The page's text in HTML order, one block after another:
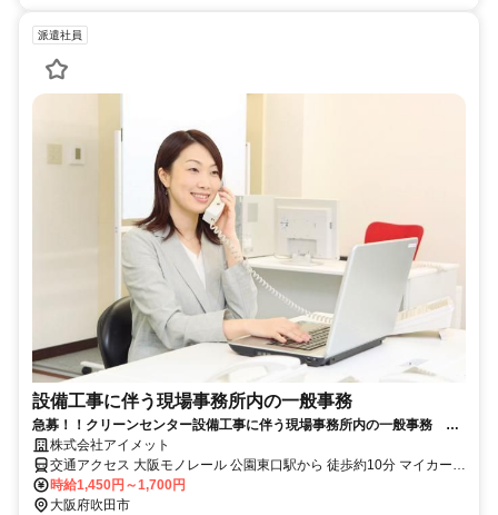
派遣社員
設備工事に伴う現場事務所内の一般事務
急募！！クリーンセンター設備工事に伴う現場事務所内の一般事務 大
阪府吹田市 地域環境に貢献！
株式会社アイメット
交通アクセス 大阪モノレール 公園東口駅から 徒歩約10分 マイカー通
勤可
時給1,450円～1,700円
大阪府吹田市